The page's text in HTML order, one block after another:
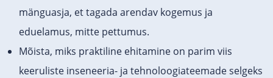
mänguasja, et tagada arendav kogemus ja
eduelamus, mitte pettumus.
Mõista, miks praktiline ehitamine on parim viis
keeruliste inseneeria- ja tehnoloogiateemade selgeks